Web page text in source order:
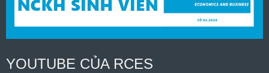
YOUTUBE CỦA RCES